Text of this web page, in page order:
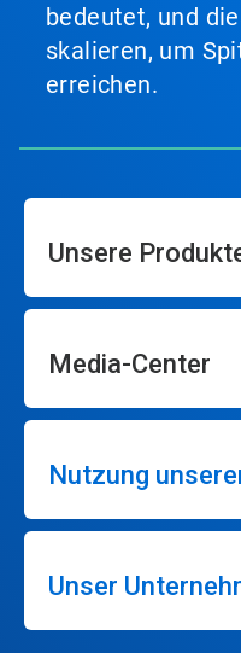
bedeutet, und
skalieren, um
erreichen.
Unsere
Media-Center
Nutzung
Unser